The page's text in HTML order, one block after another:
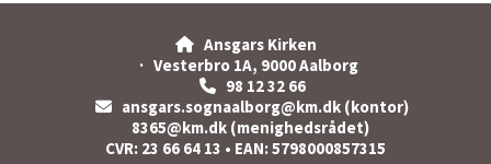
Ansgars Kirken
· Vesterbro 1A, 9000 Aalborg
98 12 32 66

ansgars.sognaalborg@km.dk (kontor)
8365@km.dk (menighedsrådet)
CVR: 23 66 64 13 • EAN: 5798000857315